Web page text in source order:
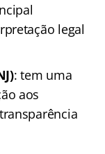
legal
: tem uma
aos